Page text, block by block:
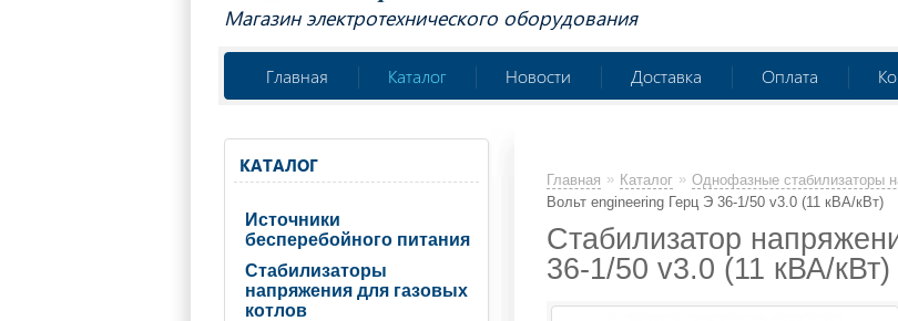
Магазин электротехнического оборудования
Главная Каталог Новости Доставка Оплата
КАТАЛОГ
Источники
бесперебойного питания
Стабилизаторы
напряжения для газовых
котлов
Главная » Каталог » Однофазные стабилизаторы
Вольт engineering Герц Э 36-1/50 v3.0 (11 кВА/кВт)
Стабилизатор
36-1/50 v3.0 (11 кВА/